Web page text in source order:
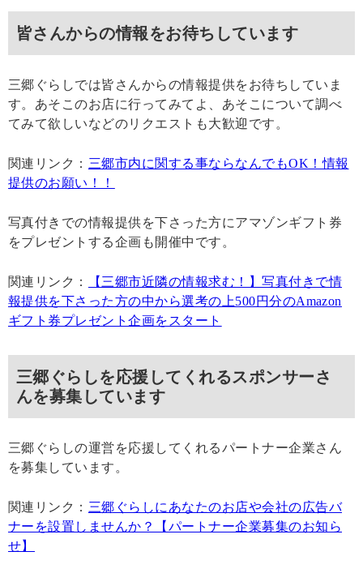
皆さんからの情報をお待ちしています
三郷ぐらしでは皆さんからの情報提供をお待ちしていま
す。あそこのお店に行ってみてよ、あそこについて調べ
てみて欲しいなどのリクエストも大歓迎です。
関連リンク： 三郷市内に関する事ならなんでもOK！情報
提供のお願い！！
写真付きでの情報提供を下さった方にアマゾンギフト券
をプレゼントする企画も開催中です。
関連リンク：
【三郷市近隣の情報求む！】写真付きで情
報提供を下さった方の中から選考の上500円分のAmazon
ギフト券プレゼント企画をスタート
三郷ぐらしを応援してくれるスポンサーさ
んを募集しています
三郷ぐらしの運営を応援してくれるパートナー企業さん
を募集しています。
関連リンク： 三郷ぐらしにあなたのお店や会社の広告バ
ナーを設置しませんか？【パートナー企業募集のお知ら
せ】